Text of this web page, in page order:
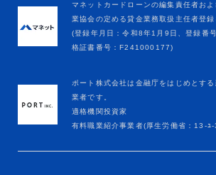
マネットカードローンの編集責任者お
業協会の定める貸金業務取扱主任者登録
(登録年月日：令和8年1月9日、登録番
格証書番号：F241000177)
ポート株式会社は金融庁をはじめとす
業者です。
適格機関投資家
有料職業紹介事業者(厚生労働省：13-